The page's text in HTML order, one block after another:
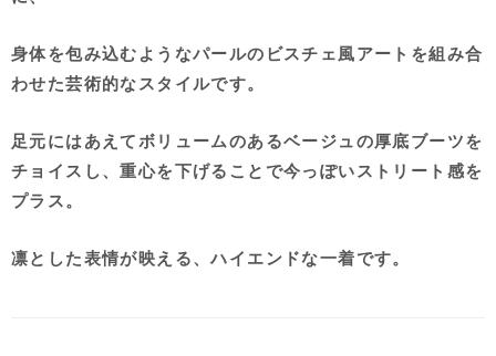
身体を包み込むようなパールのビスチェ風アートを組み合
わせた芸術的なスタイルです。
足元にはあえてボリュームのあるベージュの厚底ブーツを
チョイスし、重心を下げることで今っぽいストリート感を
プラス。
凛とした表情が映える、ハイエンドな一着です。